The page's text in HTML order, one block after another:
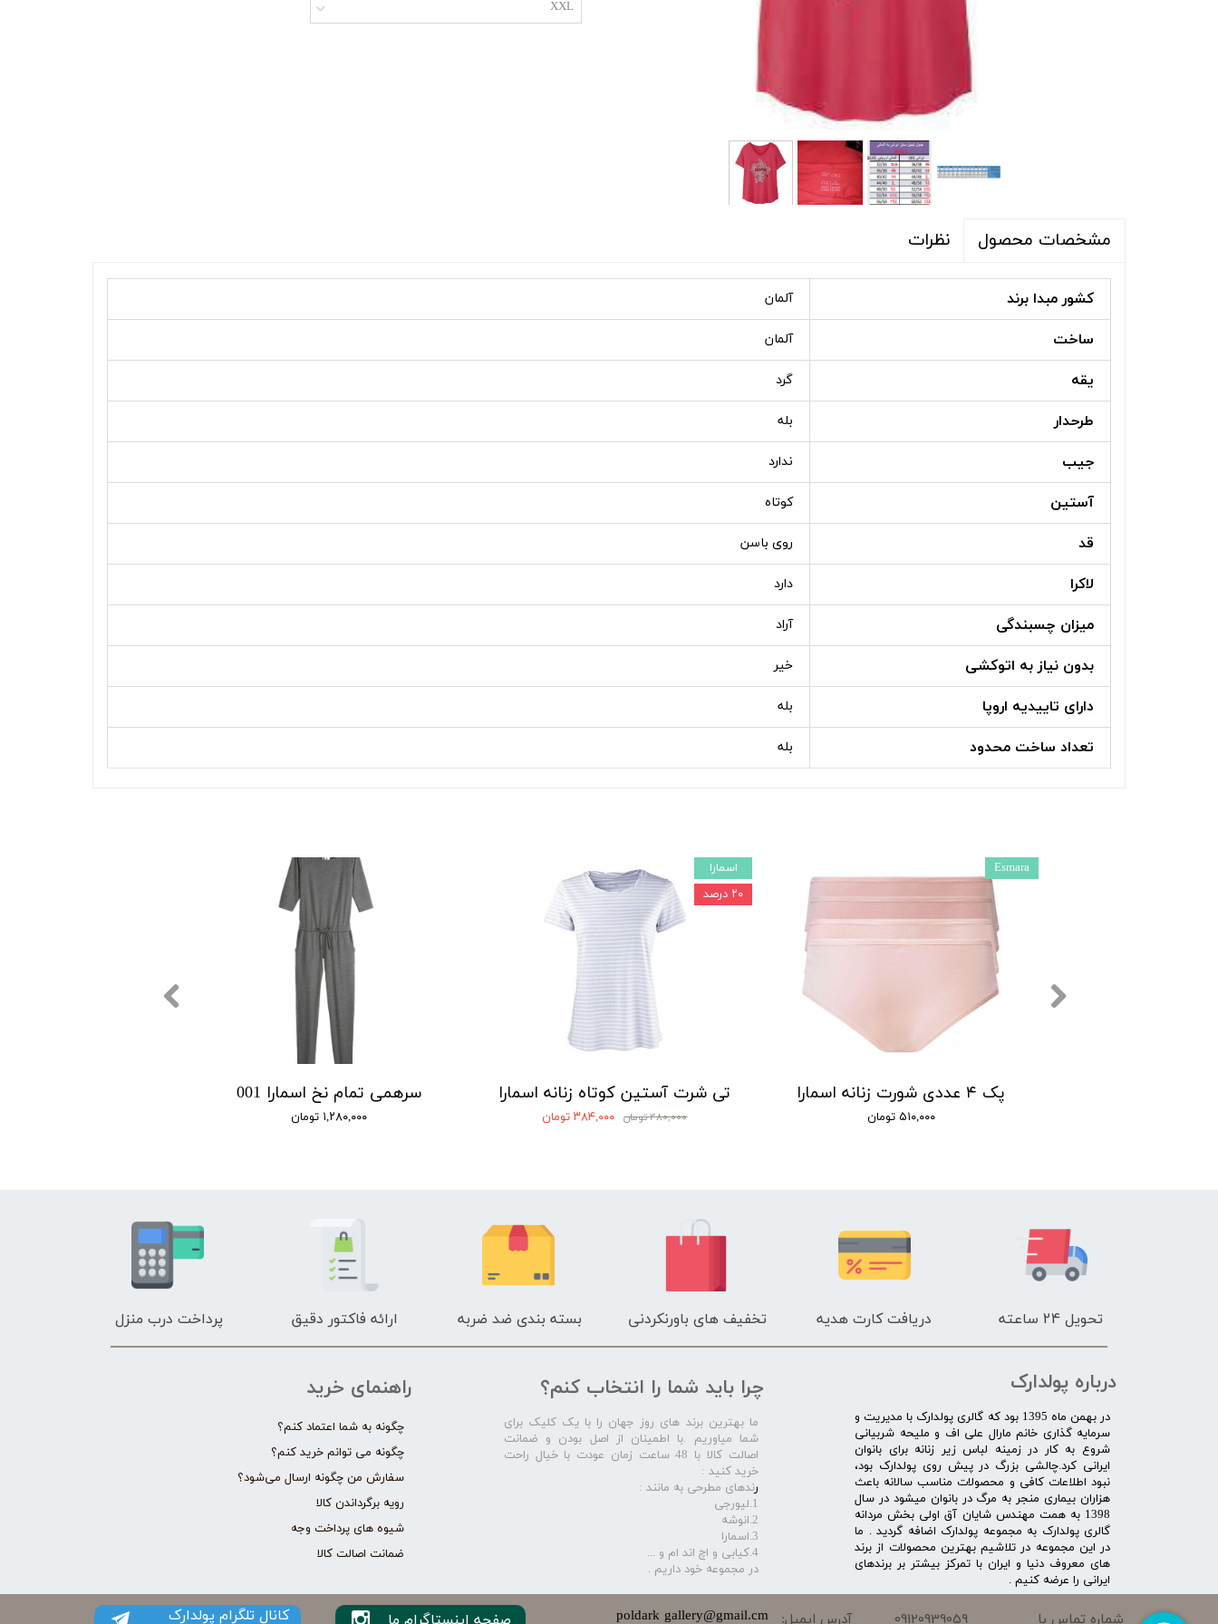
XXL
مشخصات محصول نظرات
کشور مبدا برند آلمان
ساخت آلمان
یقه گرد
طرحدار بله
جیب ندارد
آستین کوتاه
قد روی باسن
لاکرا دارد
میزان چسبندگی آراد
بدون نیاز به اتوکشی خیر
دارای تاییدیه اروپا بله
تعداد ساخت محدود بله
سرهمی تمام نخ اسمارا 001
۱,۲۸۰,۰۰۰ تومان
تی شرت آستین کوتاه زنانه اسمارا
۴۸۰,۰۰۰ تومان ۳۸۴,۰۰۰ تومان
اسمارا
۲۰ درصد
پک ۴ عددی شورت زنانه اسمارا
۵۱۰,۰۰۰ تومان
Esmara
تحویل 24 ساعته دریافت کارت هدیه تخفیف های باورنکردنی بسته بندی ضد ضربه ارائه فاکتور دقیق پرداخت درب منزل
درباره پولدارک
در بهمن ماه 1395 بود که گالری پولدارک با مدیریت و
سرمایه گذاری خانم مارال علی اف و ملیحه شربیانی
شروع به کار در زمینه لباس زیر زنانه برای بانوان
ایرانی کرد.چالشی بزرگ در پیش روی پولدارک بود،
نبود اطلاعات کافی و محصولات مناسب سالانه باعث
هزاران بیماری منجر به مرگ در بانوان میشود در سال
1398 به همت مهندس شایان آق اولی بخش مردانه
گالری پولدارک به مجموعه پولدارک اضافه گردید . ما
در این مجموعه در تلاشیم بهترین محصولات از برند
های معروف دنیا و ایران با تمرکز بیشتر بر برندهای
ایرانی را عرضه کنیم .​​​​​​​
راهنمای خرید
چگونه به شما اعتماد کنم؟
چگونه می توانم خرید کنم؟
سفارش من چگونه ارسال می‌شود؟
رویه برگرداندن کالا
شیوه های پرداخت وجه
ضمانت اصالت کالا
چرا باید شما را انتخاب کنم؟
ما بهترین برند های روز جهان را با یک کلیک برای
شما میاوریم .با اطمینان از اصل بودن و ضمانت
اصالت کالا با 48 ساعت زمان عودت با خیال راحت
خرید کنید :
رندهای مطرحی به مانند :
1.لیورجی
2.انوشه
3.اسمارا
4.کیابی و اچ اند ام و ...
در مجموعه خود داریم .​​​​​​​
شماره تماس با 09120939059 آدرس ایمیل: ​​​poldark gallery@gmail.cm کانال تلگرام پولدارک